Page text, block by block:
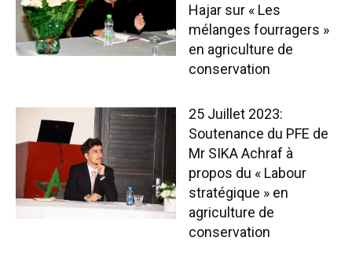
Hajar sur « Les
mélanges fourragers »
en agriculture de
conservation
25 Juillet 2023:
Soutenance du PFE de
Mr SIKA Achraf à
propos du « Labour
stratégique » en
agriculture de
conservation